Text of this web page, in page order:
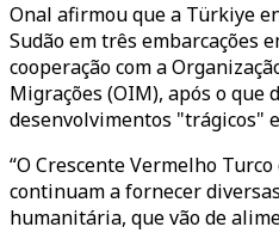
Onal afirmou que a Türkiye
Sudão em três embarcações
cooperação com a
Migrações (OIM), após o que
desenvolvimentos "trágicos"
“O Crescente Vermelho
continuam a fornecer
humanitária, que vão de